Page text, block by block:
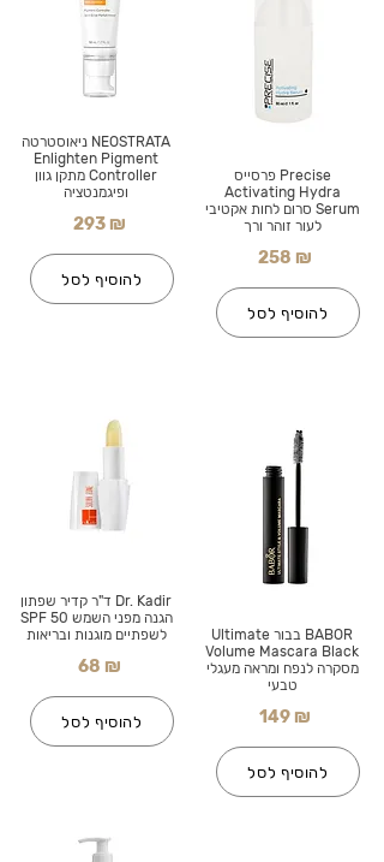
NEOSTRATA ניאוסטרטה
Enlighten Pigment
Controller מתקן גוון
ופיגמנטציה
293 ₪
להוסיף לסל
Dr. Kadir ד"ר קדיר שפתון
הגנה מפני השמש SPF 50
לשפתיים מוגנות ובריאות
68 ₪
להוסיף לסל
Precise פרסייס
Activating Hydra
Serum סרום לחות אקטיבי
לעור זוהר ורך
258 ₪
להוסיף לסל
BABOR בבור Ultimate
Volume Mascara Black
מסקרה לנפח ומראה מעגלי
טבעי
149 ₪
להוסיף לסל